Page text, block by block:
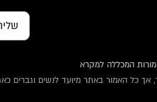
אך כל האמור באתר מיועד לנשים וגברים